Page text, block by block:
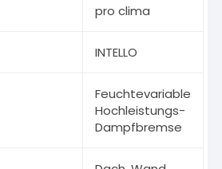
pro clima
INTELLO
Feuchtevariable
Hochleistungs-
Dampfbremse